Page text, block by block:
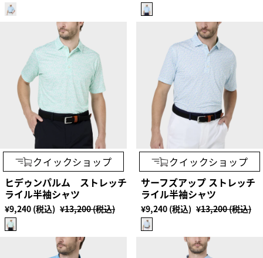
クイックショップ
ヒデゥンパルム ストレッチ
ライル半袖シャツ
¥13,200 (税込)
¥9,240 (税込)
クイックショップ
サーフズアップ ストレッチ
ライル半袖シャツ
¥13,200 (税込)
¥9,240 (税込)